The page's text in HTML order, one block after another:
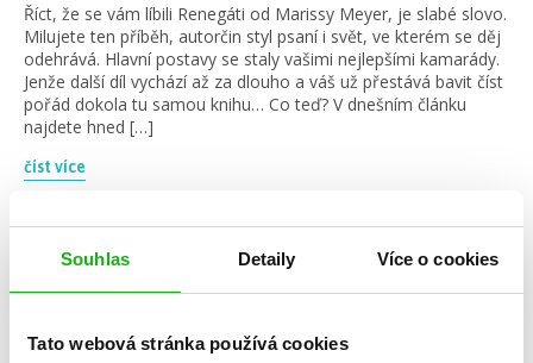
Souhlas Detaily Více o cookies
Tato webová stránka používá cookies
Říct, že se vám líbili Renegáti od Marissy Meyer, je slabé slovo.
Milujete ten příběh, autorčin styl psaní i svět, ve kterém se děj
odehrává. Hlavní postavy se staly vašimi nejlepšími kamarády.
Jenže další díl vychází až za dlouho a váš už přestává bavit číst
pořád dokola tu samou knihu… Co teď? V dnešním článku
najdete hned […]
číst více
rozhovory